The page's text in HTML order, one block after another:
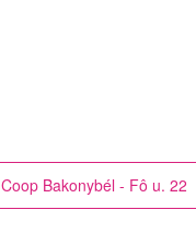
Coop Bakonybél - Fô u. 22